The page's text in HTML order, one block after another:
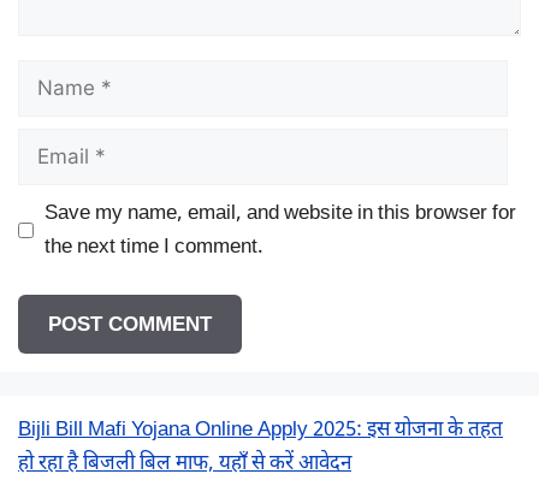
Name
Email
Save my name, email, and website in this browser for
the next time I comment.
Bijli Bill Mafi Yojana Online Apply 2025: इस योजना के तहत
हो रहा है बिजली बिल माफ, यहाँ से करें आवेदन